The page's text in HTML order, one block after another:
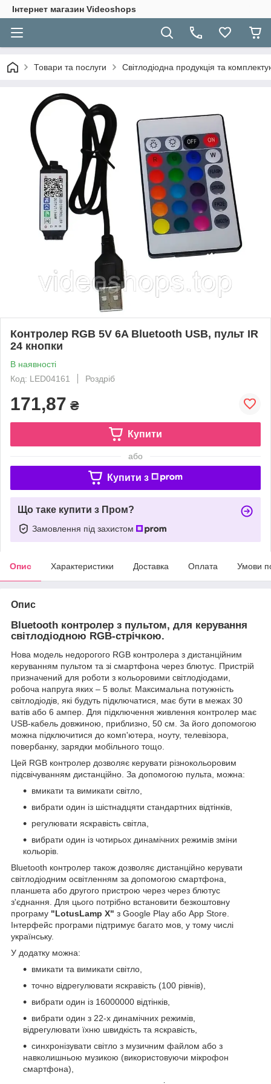
Інтернет магазин Videoshops
Товари та послуги Світлодіодна продукція та
Контролер RGB 5V 6A Bluetooth USB, пульт IR
24 кнопки
В наявності
Код: LED04161
Роздріб
171,87 ₴
Купити
або
Купити з
Що таке купити з Пром?
Замовлення під захистом
Опис Характеристики Доставка Оплата Умови
Опис
Bluetooth контролер з пультом, для керування
світлодіодною RGB-стрічкою.
Нова модель недорогого RGB контролера з дистанційним
керуванням пультом та зі смартфона через блютус. Пристрій
призначений для роботи з кольоровими світлодіодами,
робоча напруга яких – 5 вольт. Максимальна потужність
світлодіодів, які будуть підключатися, має бути в межах 30
ватів або 6 ампер. Для підключення живлення контролер має
USB-кабель довжиною, приблизно, 50 см. За його допомогою
можна підключитися до комп'ютера, ноуту, телевізора,
повербанку, зарядки мобільного тощо.
Цей RGB контролер дозволяє керувати різнокольоровим
підсвічуванням дистанційно. За допомогою пульта, можна:
вмикати та вимикати світло,
вибрати один із шістнадцяти стандартних відтінків,
регулювати яскравість світла,
вибрати один із чотирьох динамічних режимів зміни
кольорів.
Bluetooth контролер також дозволяє дистанційно керувати
світлодіодним освітленням за допомогою смартфона,
планшета або другого пристрою через через блютус
з'єднання. Для цього потрібно встановити безкоштовну
програму "LotusLamp X" з Google Play або App Store.
Інтерфейс програми підтримує багато мов, у тому числі
українську.
У додатку можна:
вмикати та вимикати світло,
точно відрегулювати яскравість (100 рівнів),
вибрати один із 16000000 відтінків,
вибрати один з 22-х динамічних режимів,
відрегулювати їхню швидкість та яскравість,
синхронізувати світло з музичним файлом або з
навколишньою музикою (використовуючи мікрофон
смартфона),